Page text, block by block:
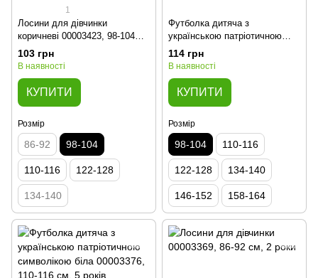
1
Лосини для дівчинки
коричневі 00003423, 98-104
см, 3-4 роки
103 грн
В наявності
КУПИТИ
Розмір
86-92 98-104
110-116 122-128
134-140
Футболка дитяча з
українською патріотичною
символікою біла 00003377, 98-
104 см, 3-4 роки
114 грн
В наявності
КУПИТИ
Розмір
98-104 110-116
122-128 134-140
146-152 158-164